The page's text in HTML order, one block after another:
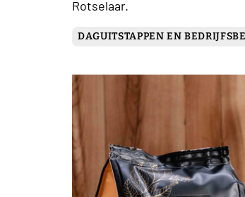
Rotselaar.
DAGUITSTAPPEN EN